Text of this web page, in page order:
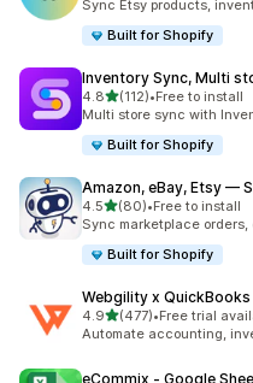
Sync Etsy products,
Built for Shopify
Inventory Sync, Multi
4.8เต็ม 5 ดาว
(112)
ทั้งหมด 112 รีวิว
•Free to install
Multi store sync with
Built for Shopify
Amazon, eBay, Etsy —
4.5เต็ม 5 ดาว
(80)
ทั้งหมด 80 รีวิว
•Free to install
Sync marketplace orders,
Built for Shopify
Webgility x
4.9เต็ม 5 ดาว
(477)
ทั้งหมด 477 รีวิว
•Free trial
Automate accounting,
eCommix ‑ Google